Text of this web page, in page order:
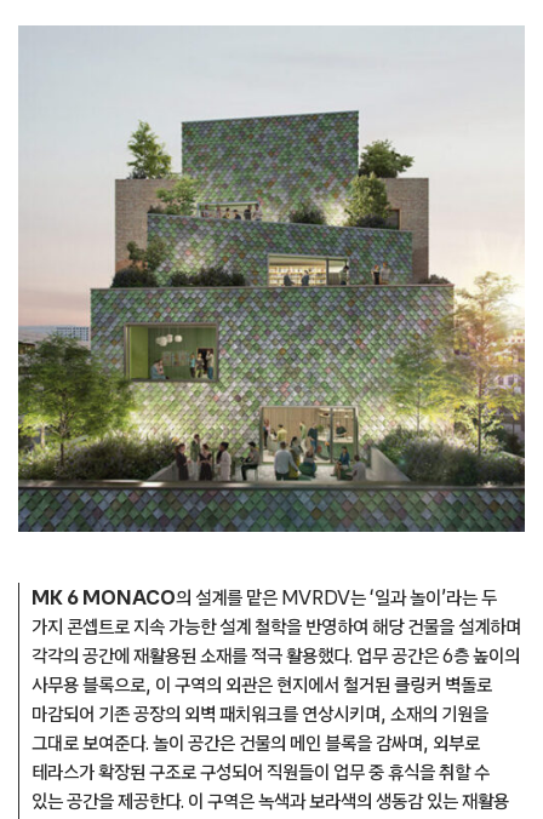
MK 6 MONACO의 설계를 맡은 MVRDV는 ‘일과 놀이’라는 두
가지 콘셉트로 지속 가능한 설계 철학을 반영하여 해당 건물을 설계하며
각각의 공간에 재활용된 소재를 적극 활용했다. 업무 공간은 6층 높이의
사무용 블록으로, 이 구역의 외관은 현지에서 철거된 클링커 벽돌로
마감되어 기존 공장의 외벽 패치워크를 연상시키며, 소재의 기원을
그대로 보여준다. ​놀이 공간은 건물의 메인 블록을 감싸며, 외부로
테라스가 확장된 구조로 구성되어 직원들이 업무 중 휴식을 취할 수
있는 공간을 제공한다. 이 구역은 녹색과 보라색의 생동감 있는 재활용